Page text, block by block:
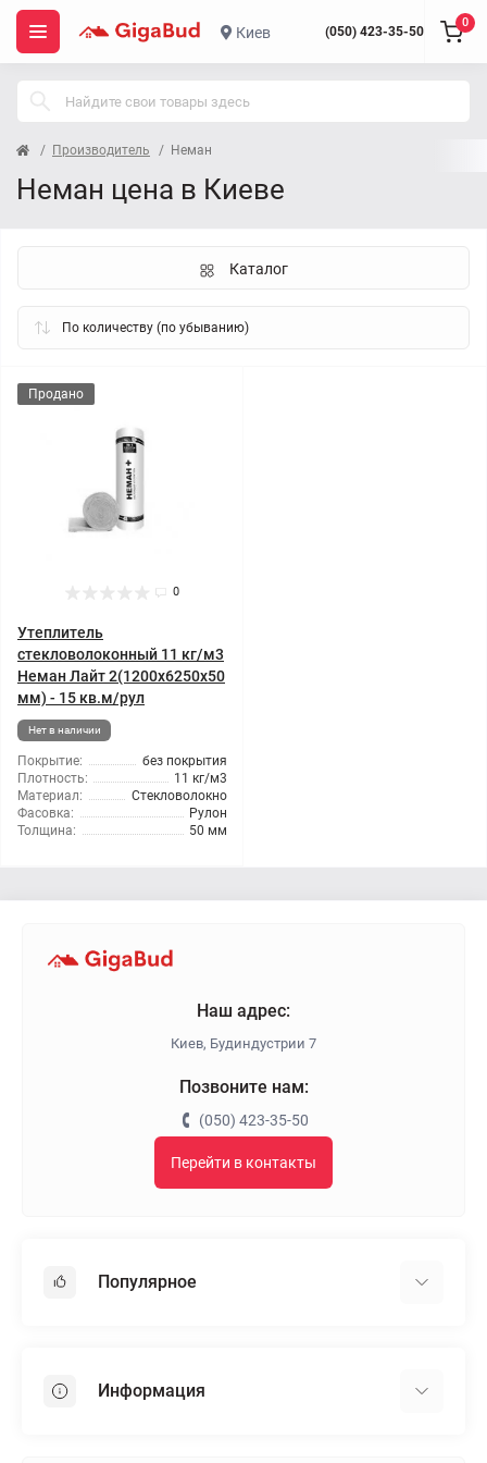
Киев (050) 423-35-50
0
Производитель Неман
Неман цена в Киеве
Каталог
Продано
0
Утеплитель
стекловолоконный 11 кг/м3
Неман Лайт 2(1200x6250x50
мм) - 15 кв.м/рул
Нет в наличии
Покрытие:
без покрытия
Плотность:
11 кг/м3
Материал:
Стекловолокно
Фасовка:
Рулон
Толщина:
50 мм
Наш адрес:
Киев, Будиндустрии 7
Позвоните нам:
(050) 423-35-50
Перейти в контакты
Популярное
Пенопласт
Информация